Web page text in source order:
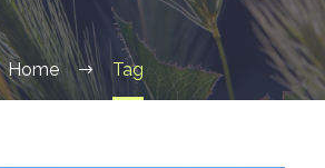
Home Tag